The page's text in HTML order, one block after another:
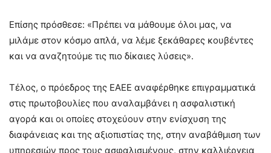
Επίσης πρόσθεσε: «Πρέπει να μάθουμε όλοι μας, να
μιλάμε στον κόσμο απλά, να λέμε ξεκάθαρες κουβέντες
και να αναζητούμε τις πιο δίκαιες λύσεις».
Τέλος, ο πρόεδρος της ΕΑΕΕ αναφέρθηκε επιγραμματικά
στις πρωτοβουλίες που αναλαμβάνει η ασφαλιστική
αγορά και οι οποίες στοχεύουν στην ενίσχυση της
διαφάνειας και της αξιοπιστίας της, στην αναβάθμιση των
υπηρεσιών προς τους ασφαλισμένους, στην καλλιέργεια